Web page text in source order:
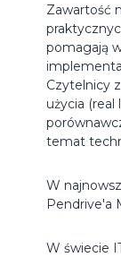
Zawartość
pomagają
Czytelnicy
użycia
temat
W
Pendrive'a
W świecie